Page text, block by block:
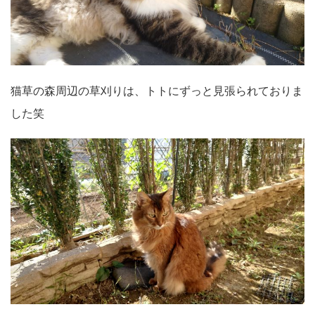
猫草の森周辺の草刈りは、トトにずっと見張られておりま
した笑